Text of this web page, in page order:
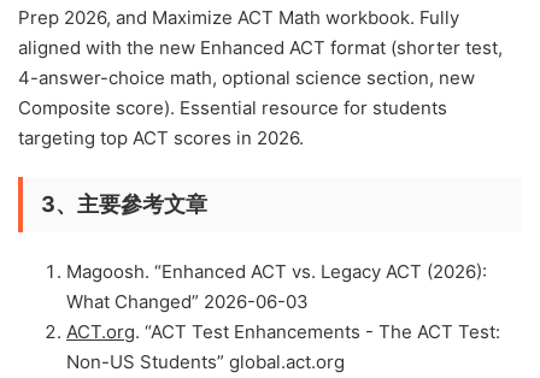
Prep 2026, and Maximize ACT Math workbook. Fully
aligned with the new Enhanced ACT format (shorter test,
4-answer-choice math, optional science section, new
Composite score). Essential resource for students
targeting top ACT scores in 2026.
3、主要參考文章
Magoosh. “Enhanced ACT vs. Legacy ACT (2026):
What Changed” 2026-06-03
ACT.org. “ACT Test Enhancements - The ACT Test:
Non-US Students” global.act.org